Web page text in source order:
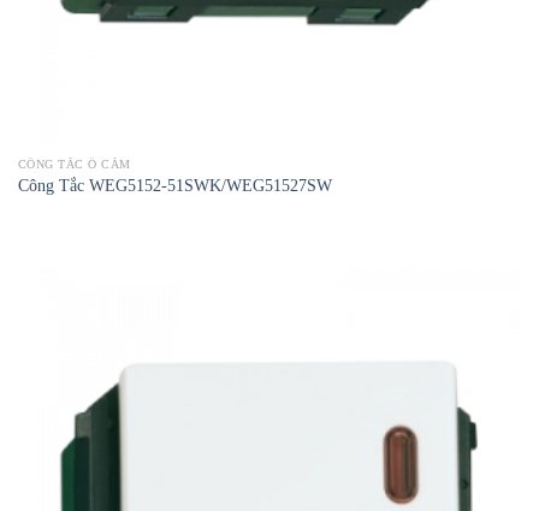
CÔNG TẮC Ổ CẮM
Công Tắc WEG5152-51SWK/WEG51527SW